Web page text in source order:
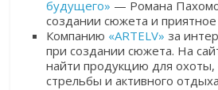
будущего» — Романа
создании сюжета и
Компанию «ARTELV» за
при создании сюжета. На
найти продукцию для охоты,
стрельбы и активного